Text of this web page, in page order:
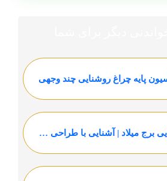
پایه چراغ روشنایی چند وجهی
روشنایی برج میلاد | آشنایی با طراحی سیستم روشنایی برج میلاد